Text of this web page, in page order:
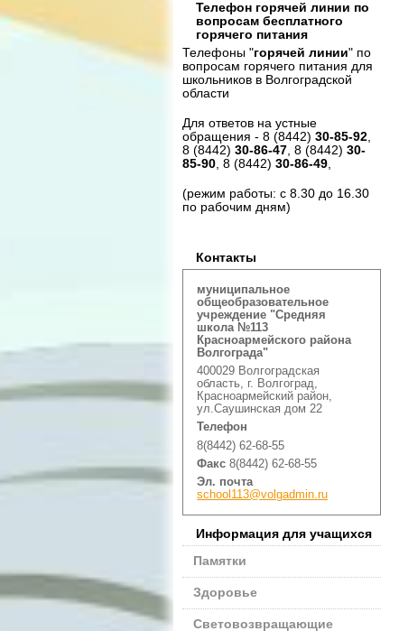
Телефон горячей линии по
вопросам бесплатного
горячего питания
Телефоны "горячей линии" по
вопросам горячего питания для
школьников в Волгоградской
области
Для ответов на устные
обращения - 8 (8442) 30-85-92
8 (8442) 30-86-47 , 8 (8442) 30-
85-90 , 8 (8442) 30-86-49
(режим работы: с 8.30 до 16.30
по рабочим дням)
Контакты
муниципальное
общеобразовательное
учреждение "Средняя
школа №113
Красноармейского района
Волгограда"
400029 Волгоградская
область, г. Волгоград,
Красноармейский район,
ул.Саушинская дом 22
Телефон
8(8442) 62-68-55
Факс 8(8442) 62-68-55
Эл. почта
school113@volgadmin.ru
Информация для учащихся
Памятки
Здоровье
Световозвращающие